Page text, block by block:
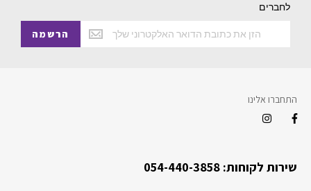
לחברים
הרשמה
התחברו אלינו
שירות לקוחות: 054-440-3858